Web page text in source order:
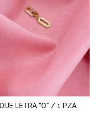
DIJE LETRA "O" / 1 PZA.